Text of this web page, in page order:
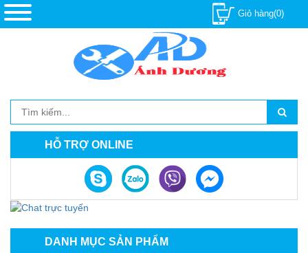
Giỏ hàng(0)
HỖ TRỢ ONLINE
DANH MỤC SẢN PHẨM